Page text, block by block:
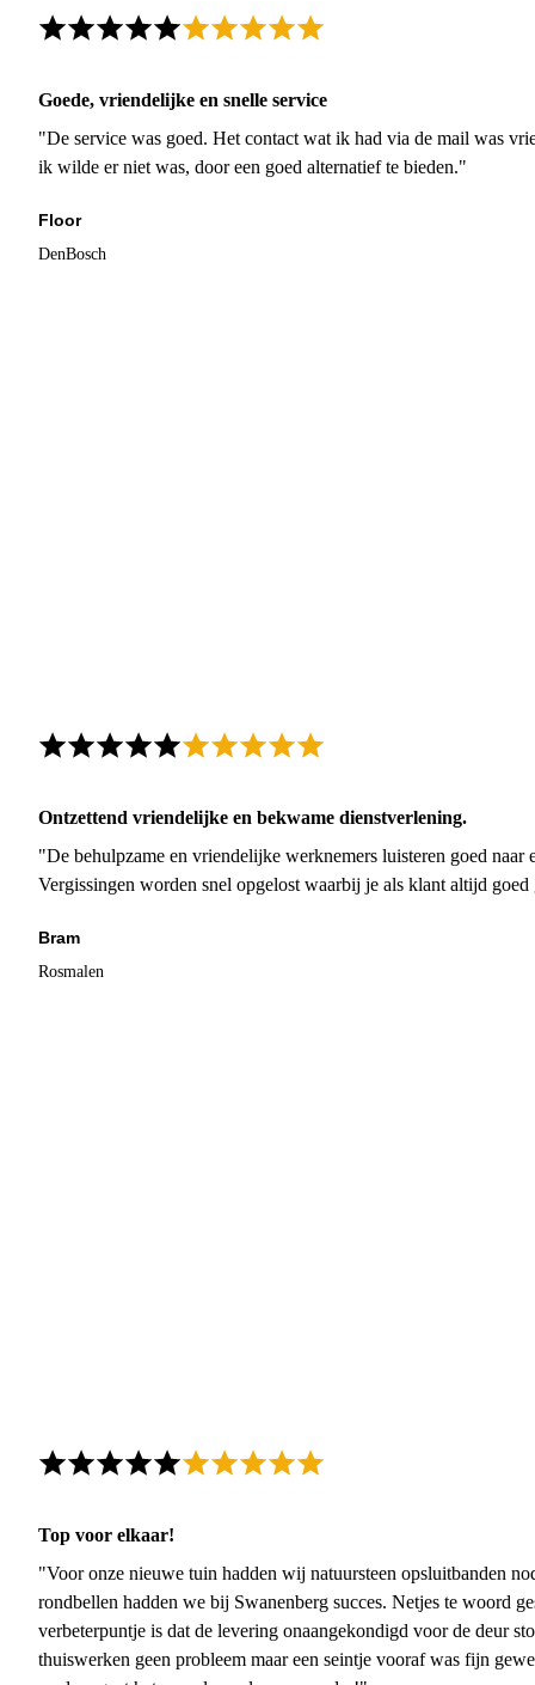
Goede, vriendelijke en snelle service
"De service was goed. Het contact wat ik had via de mail was
ik wilde er niet was, door een goed alternatief te bieden."
Floor
DenBosch
Ontzettend vriendelijke en bekwame dienstverlening.
"De behulpzame en vriendelijke werknemers luisteren goed naar
Vergissingen worden snel opgelost waarbij je als klant altijd
Bram
Rosmalen
Top voor elkaar!
"Voor onze nieuwe tuin hadden wij natuursteen opsluitbanden
rondbellen hadden we bij Swanenberg succes. Netjes te woord
verbeterpuntje is dat de levering onaangekondigd voor de deur
thuiswerken geen probleem maar een seintje vooraf was fijn